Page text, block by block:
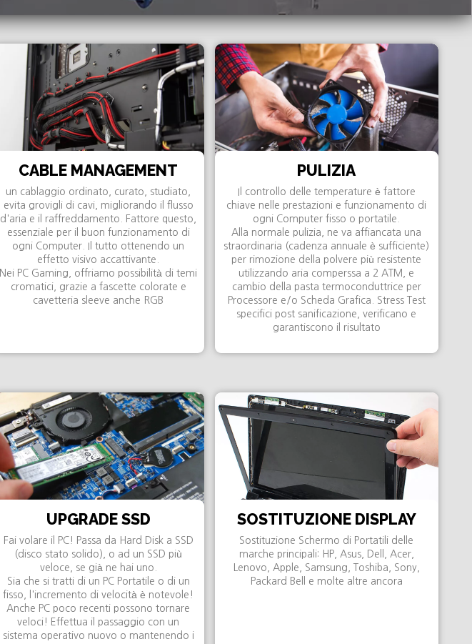
CABLE MANAGEMENT
un cablaggio ordinato, curato, studiato,
evita grovigli di cavi, migliorando il flusso
d'aria e il raffreddamento. Fattore questo,
essenziale per il buon funzionamento di
ogni Computer. Il tutto ottenendo un
effetto visivo accattivante.
Nei PC Gaming, offriamo possibilità di temi
cromatici, grazie a fascette colorate e
cavetteria sleeve anche RGB
PULIZIA
Il controllo delle temperature è fattore
chiave nelle prestazioni e funzionamento di
ogni Computer fisso o portatile.
Alla normale pulizia, ne va affiancata una
straordinaria (cadenza annuale è sufficiente)
per rimozione della polvere più resistente
utilizzando aria comperssa a 2 ATM, e
cambio della pasta termoconduttrice per
Processore e/o Scheda Grafica. Stress Test
specifici post sanificazione, verificano e
garantiscono il risultato
UPGRADE SSD
Fai volare il PC! Passa da Hard Disk a SSD
(disco stato solido), o ad un SSD più
veloce, se già ne hai uno.
Sia che si tratti di un PC Portatile o di un
fisso, l'incremento di velocità è notevole!
Anche PC poco recenti possono tornare
veloci! Effettua il passaggio con un
sistema operativo nuovo o mantenendo i
SOSTITUZIONE DISPLAY
Sostituzione Schermo di Portatili delle
marche principali: HP, Asus, Dell, Acer,
Lenovo, Apple, Samsung, Toshiba, Sony,
Packard Bell e molte altre ancora